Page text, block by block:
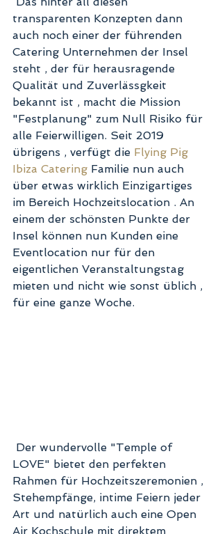
transparenten Konzepten dann
auch noch einer der führenden
Catering Unternehmen der Insel
steht , der für herausragende
Qualität und Zuverlässgkeit
bekannt ist , macht die Mission
"Festplanung" zum Null Risiko für
alle Feierwilligen. Seit 2019
übrigens , verfügt die Flying Pig
Ibiza Catering Familie nun auch
über etwas wirklich Einzigartiges
im Bereich Hochzeitslocation . An
einem der schönsten Punkte der
Insel können nun Kunden eine
Eventlocation nur für den
eigentlichen Veranstaltungstag
mieten und nicht wie sonst üblich ,
für eine ganze Woche.
LOVE" bietet den perfekten
Rahmen für Hochzeitszeremonien ,
Stehempfänge, intime Feiern jeder
Art und natürlich auch eine Open
Air Kochschule mit direktem